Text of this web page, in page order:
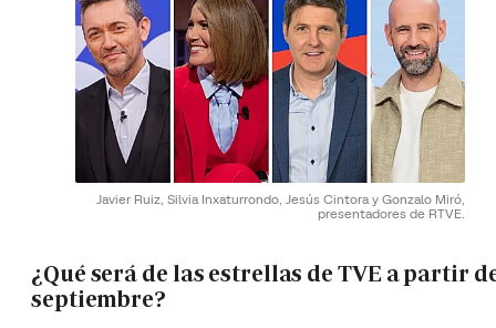
Javier Ruiz, Silvia Inxaturrondo, Jesús Cintora y Gonzalo Miró,
presentadores de RTVE.
¿Qué será de las estrellas de TVE a partir
septiembre?